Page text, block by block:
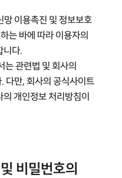
이용촉진 및 정보보호
는 바에 따라 이용자의
니다.
는 관련법 및 회사의
다만, 회사의 공식사이트
개인정보 처리방침이
비밀번호의